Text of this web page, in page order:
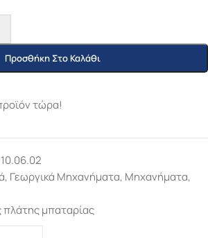
Προσθήκη Στο Καλάθι
τώρα!
10.06.02
, Γεωργικά Μηχανήματα, Μηχανήματα,
πλάτης μπαταρίας